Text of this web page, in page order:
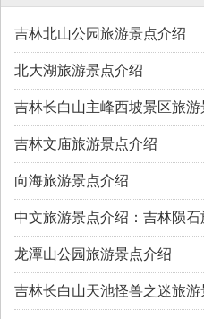
吉林北山公园旅游景点介绍
北大湖旅游景点介绍
吉林长白山主峰西坡景区旅游
吉林文庙旅游景点介绍
向海旅游景点介绍
中文旅游景点介绍：吉林陨
龙潭山公园旅游景点介绍
吉林长白山天池怪兽之迷旅游